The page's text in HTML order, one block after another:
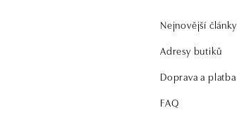
Nejnovější články
Adresy butiků
Doprava a platba
FAQ